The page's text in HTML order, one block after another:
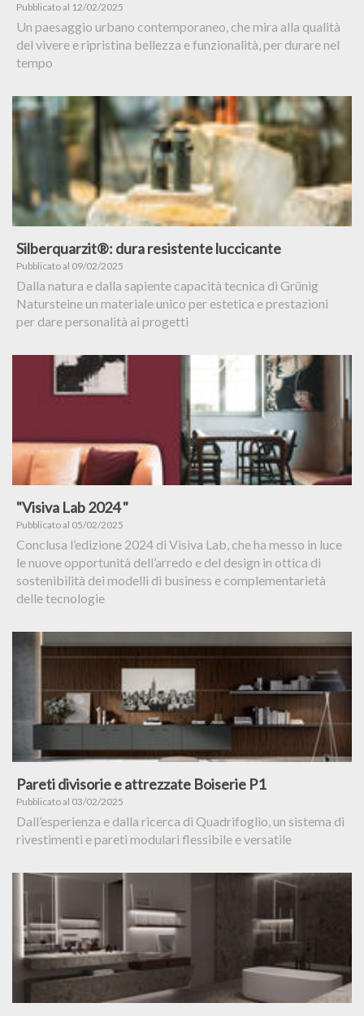
Pubblicato al 12/02/2025
Un paesaggio urbano contemporaneo, che mira alla qualità
del vivere e ripristina bellezza e funzionalità, per durare nel
tempo
Silberquarzit®: dura resistente luccicante
Pubblicato al 09/02/2025
Dalla natura e dalla sapiente capacità tecnica di Grünig
Natursteine un materiale unico per estetica e prestazioni
per dare personalità ai progetti
"Visiva Lab 2024 "
Pubblicato al 05/02/2025
Conclusa l’edizione 2024 di Visiva Lab, che ha messo in luce
le nuove opportunità dell’arredo e del design in ottica di
sostenibilità dei modelli di business e complementarietà
delle tecnologie
Pareti divisorie e attrezzate Boiserie P1
Pubblicato al 03/02/2025
Dall’esperienza e dalla ricerca di Quadrifoglio, un sistema di
rivestimenti e pareti modulari flessibile e versatile